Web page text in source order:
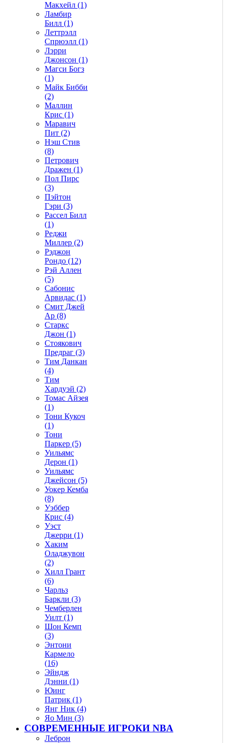
Макхейл (1)
Ламбир
Билл (1)
Леттрэлл
Спрюэлл (1)
Лэрри
Джонсон (1)
Магси Богз
(1)
Майк Бибби
(2)
Маллин
Крис (1)
Маравич
Пит (2)
Нэш Стив
(8)
Петрович
Дражен (1)
Пол Пирс
(3)
Пэйтон
Гэри (3)
Рассел Билл
(1)
Реджи
Миллер (2)
Рэджон
Рондо (12)
Рэй Аллен
(5)
Сабонис
Арвидас (1)
Смит Джей
Ар (8)
Старкс
Джон (1)
Стоякович
Предраг (3)
Тим Данкан
(4)
Тим
Хардуэй (2)
Томас Айзея
(1)
Тони Кукоч
(1)
Тони
Паркер (5)
Уильямс
Дерон (1)
Уильямс
Джейсон (5)
Уокер Кемба
(8)
Уэббер
Крис (4)
Уэст
Джерри (1)
Хаким
Оладжувон
(2)
Хилл Грант
(6)
Чарльз
Баркли (3)
Чемберлен
Уилт (1)
Шон Кемп
(3)
Энтони
Кармело
(16)
Эйндж
Дэнни (1)
Юинг
Патрик (1)
Янг Ник (4)
Яо Мин (3)
СОВРЕМЕННЫЕ ИГРОКИ NBA
Леброн